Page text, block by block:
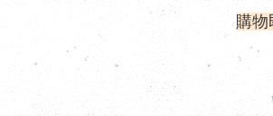
5%返